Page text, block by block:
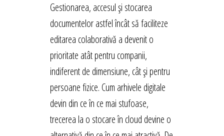
Gestionarea, accesul și stocarea
documentelor astfel încât să faciliteze
editarea colaborativă a devenit o
prioritate atât pentru companii,
indiferent de dimensiune, cât și pentru
persoane fizice. Cum arhivele digitale
devin din ce în ce mai stufoase,
trecerea la o stocare în cloud devine o